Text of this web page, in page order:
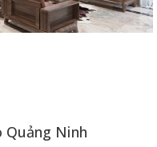
Quảng Ninh